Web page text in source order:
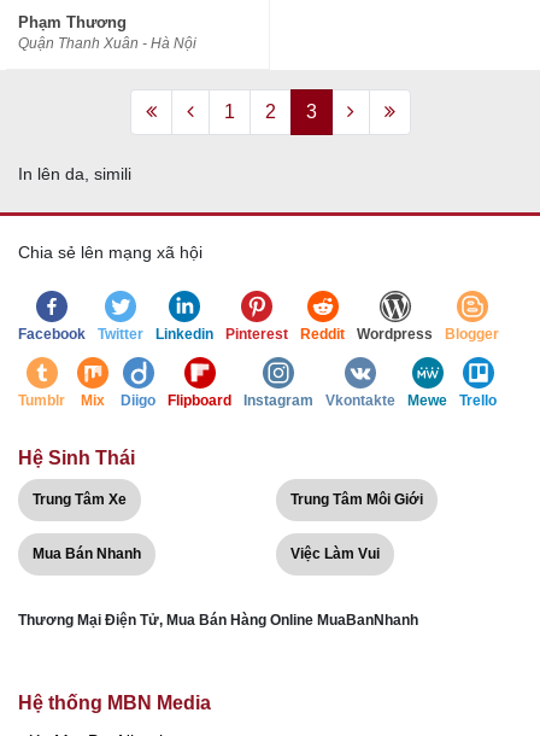
Phạm Thương
Quận Thanh Xuân - Hà Nội
1 2 3
In lên da, simili
Chia sẻ lên mạng xã hội
Facebook Twitter Linkedin Pinterest Reddit Wordpress Blogger
Tumblr Mix Diigo Flipboard Instagram Vkontakte Mewe Trello
Hệ Sinh Thái
Trung Tâm Xe Trung Tâm Môi Giới
Mua Bán Nhanh Việc Làm Vui
Thương Mại Điện Tử, Mua Bán Hàng Online MuaBanNhanh
Hệ thống MBN Media